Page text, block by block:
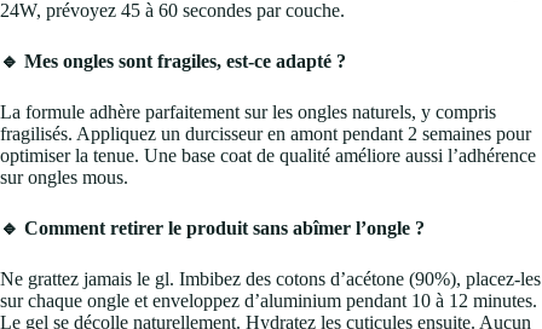
24W, prévoyez 45 à 60 secondes par couche.
🔹 Mes ongles sont fragiles, est-ce adapté ?
La formule adhère parfaitement sur les ongles naturels, y compris
fragilisés. Appliquez un durcisseur en amont pendant 2 semaines pour
optimiser la tenue. Une base coat de qualité améliore aussi l’adhérence
sur ongles mous.
🔹 Comment retirer le produit sans abîmer l’ongle ?
Ne grattez jamais le gl. Imbibez des cotons d’acétone (90%), placez-les
sur chaque ongle et enveloppez d’aluminium pendant 10 à 12 minutes.
Le gel se décolle naturellement. Hydratez les cuticules ensuite. Aucun